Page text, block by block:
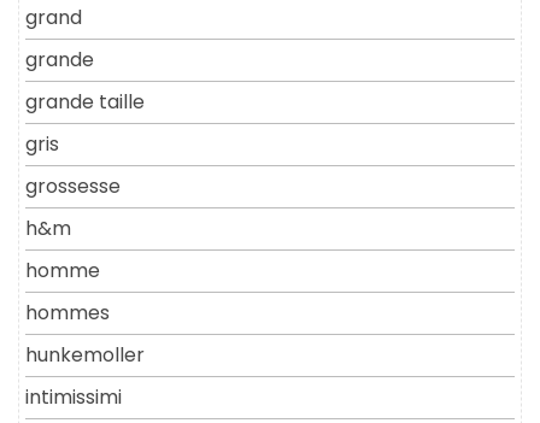
grand
grande
grande taille
gris
grossesse
h&m
homme
hommes
hunkemoller
intimissimi